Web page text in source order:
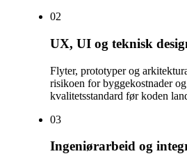
02
UX, UI og teknisk
Flyter, prototyper og
risikoen for byggekostnader
kvalitetsstandard før koden
03
Ingeniørarbeid og